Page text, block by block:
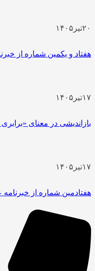
۲۰تیر ۱۴۰۵
هفتاد و یکمین شماره از
۱۷تیر ۱۴۰۵
بازاندیشی در معنای
۱۷تیر ۱۴۰۵
هفتادمین شماره از